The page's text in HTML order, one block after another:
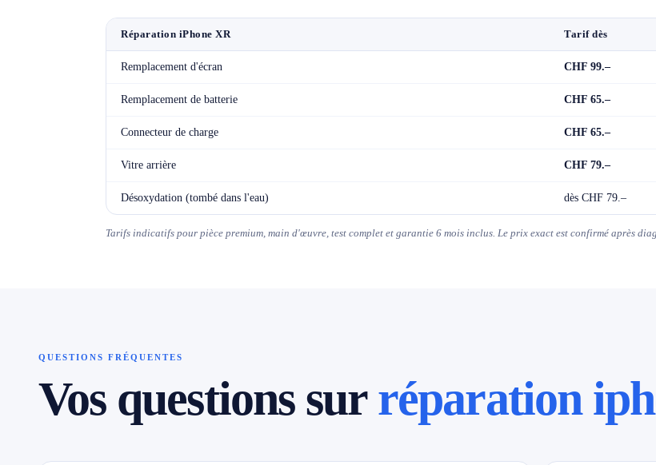
Réparation iPhone XR Tarif dès
Remplacement d'écran CHF 99.–
Remplacement de batterie CHF 65.–
Connecteur de charge CHF 65.–
Vitre arrière CHF 79.–
Désoxydation (tombé dans l'eau) dès CHF 79.–
Tarifs indicatifs pour pièce premium, main d'œuvre, test complet et garantie 6 mois inclus. Le prix exact est confirmé après
QUESTIONS FRÉQUENTES
Vos questions surréparation